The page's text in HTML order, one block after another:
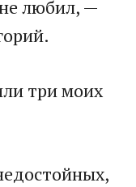
любил, —
три моих